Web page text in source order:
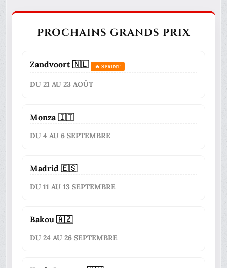
PROCHAINS GRANDS PRIX
Zandvoort 🇳🇱 🔥 SPRINT
DU 21 AU 23 AOÛT
Monza 🇮🇹
DU 4 AU 6 SEPTEMBRE
Madrid 🇪🇸
DU 11 AU 13 SEPTEMBRE
Bakou 🇦🇿
DU 24 AU 26 SEPTEMBRE